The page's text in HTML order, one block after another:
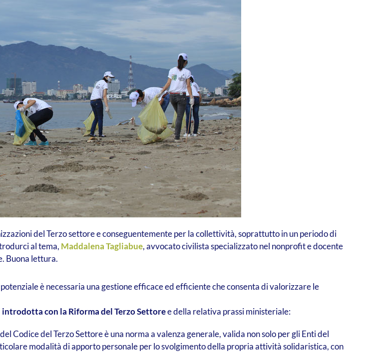
del Terzo settore e conseguentemente per la collettività, soprattutto in un periodo di
al tema, Maddalena Tagliabue, avvocato civilista specializzato nel nonprofit e docente
Buona lettura.
è necessaria una gestione efficace ed efficiente che consenta di valorizzare le
con la Riforma del Terzo Settoree della relativa prassi ministeriale:
Codice del Terzo Settore è una norma a valenza generale, valida non solo per gli Enti del
modalità di apporto personale per lo svolgimento della propria attività solidaristica, con